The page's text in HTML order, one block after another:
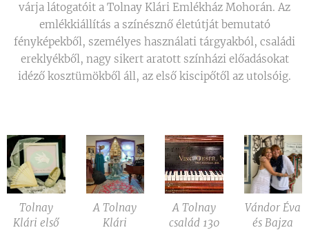
várja látogatóit a Tolnay Klári Emlékház Mohorán. Az
emlékkiállítás a színésznő életútját bemutató
fényképekből, személyes használati tárgyakból, családi
ereklyékből, nagy sikert aratott színházi előadásokat
idéző kosztümökből áll, az első kiscipőtől az utolsóig.
Tolnay
Klári első
A Tolnay
Klári
A Tolnay
család 130
Vándor Éva
és Bajza